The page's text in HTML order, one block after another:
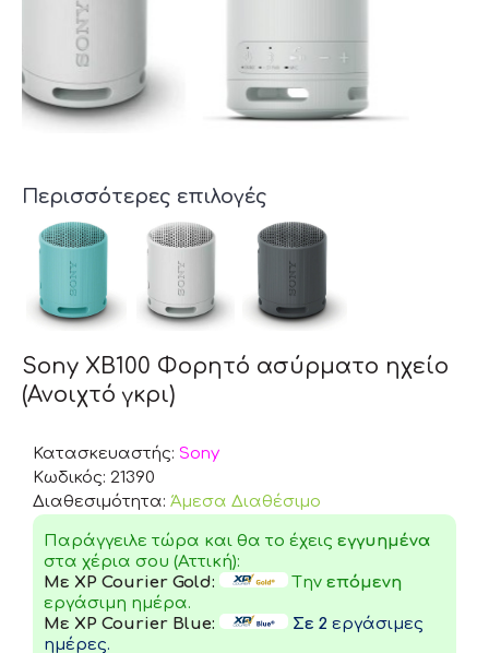
Περισσότερες επιλογές
Sony XB100 Φορητό ασύρματο ηχείο
(Ανοιχτό γκρι)
Κατασκευαστής: Sony
Κωδικός: 21390
Διαθεσιμότητα: Άμεσα Διαθέσιμο
Παράγγειλε τώρα και θα το έχεις εγγυημένα
στα χέρια σου (Αττική):
Με XP Courier Gold:
Tην επόμενη
εργάσιμη ημέρα.
Με XP Courier Blue:
Σε 2 εργάσιμες
ημέρες.